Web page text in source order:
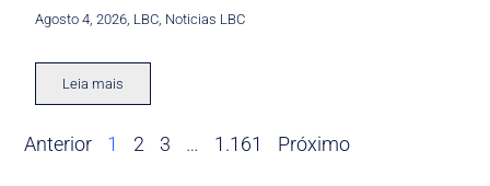
Agosto 4, 2026 LBC Noticias LBC
Leia mais
Anterior 1 2 3 … 1.161 Próximo